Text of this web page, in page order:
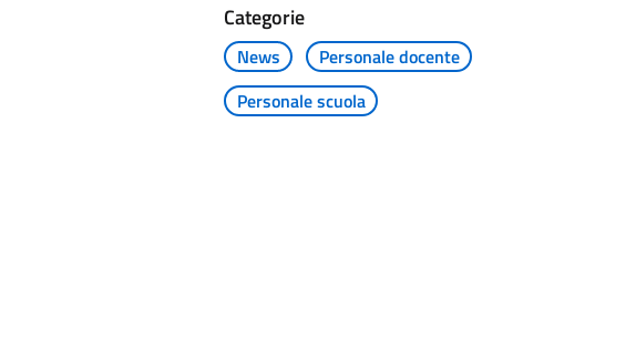
Categorie
News
Personale docente
Personale scuola